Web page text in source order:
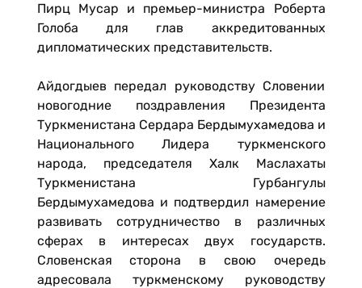
Пирц Мусар и премьер-министра Роберта
Голоба для глав аккредитованных
дипломатических представительств.
Айдогдыев передал руководству Словении
новогодние поздравления Президента
Туркменистана Сердара Бердымухамедова и
Национального Лидера туркменского
народа, председателя Халк Маслахаты
Туркменистана Гурбангулы
Бердымухамедова и подтвердил намерение
развивать сотрудничество в различных
сферах в интересах двух государств.
Словенская сторона в свою очередь
адресовала туркменскому руководству